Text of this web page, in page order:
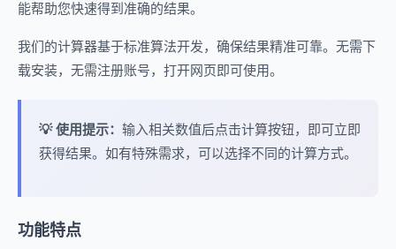
能帮助您快速得到准确的结果。
我们的计算器基于标准算法开发，确保结果精准可靠。无需下
载安装，无需注册账号，打开网页即可使用。
💡 使用提示： 输入相关数值后点击计算按钮，即可立即
获得结果。如有特殊需求，可以选择不同的计算方式。
功能特点